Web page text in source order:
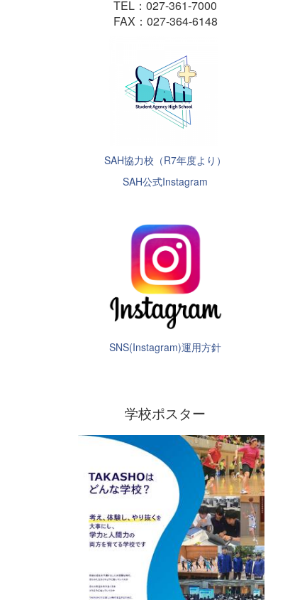
TEL：027-361-7000
FAX：027-364-6148
SAH協力校（R7年度より）
SAH公式Instagram
SNS(Instagram)運用方針
学校ポスター